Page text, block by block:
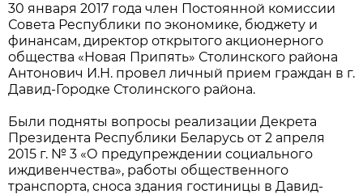
30 января 2017 года член Постоянной комиссии
Совета Республики по экономике, бюджету и
финансам, директор открытого акционерного
общества «Новая Припять» Столинского района
Антонович И.Н. провел личный прием граждан в г.
Давид-Городке Столинского района.
Были подняты вопросы реализации Декрета
Президента Республики Беларусь от 2 апреля
2015 г. № 3 «О предупреждении социального
иждивенчества», работы общественного
транспорта, сноса здания гостиницы в Давид-